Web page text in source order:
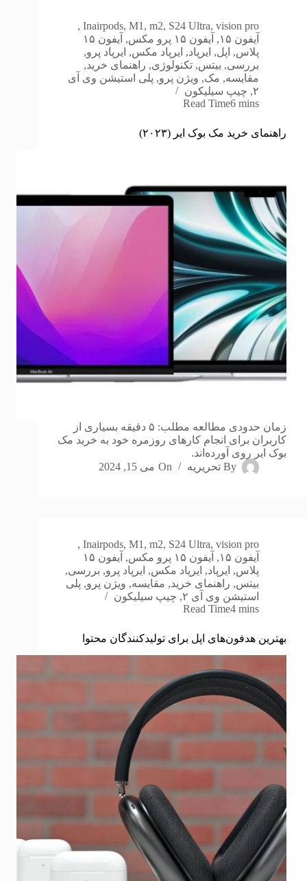
Inairpods, M1 , m2, S24 Ultra, vision pro
,
آیفون ۱۵
, آیفون ۱۵ پرو مکس ,
آیفون ۱۵
پلاس, اپل, ایرپاد, ایرپاد مکس, ایرپاد پرو,
بررسی, بیتس, تکنولوژی, راهنمای خرید,
مقایسه, مک, ویژن پرو, پلی استیشن وی آی
۲, چیپ سیلیکون
Read Time6 mins
راهنمای خرید مک بوک ایر (۲۰۲۳)
زمان حدودی مطالعه مطلب: ۵ دقیقه بسیاری از
کاربران برای انجام کارهای روزمره خود به خرید مک
بوک ایر روی آورده‌اند.
By تحریریه On می 15, 2024
Inairpods, M1 , m2, S24 Ultra, vision pro
,
آیفون ۱۵
, آیفون ۱۵ پرو مکس ,
آیفون ۱۵
پلاس, ایرپاد, ایرپاد مکس, ایرپاد پرو, بررسی,
بیتس, راهنمای خرید, مقایسه, ویژن پرو, پلی
استیشن وی آی ۲
, چیپ سیلیکون
Read Time4 mins
بهترین هدفون‌های اپل برای تولیدکنندگان محتوا